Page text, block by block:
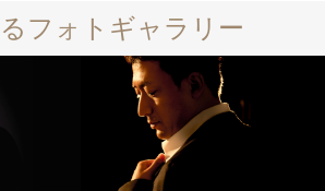
フォトギャラリー